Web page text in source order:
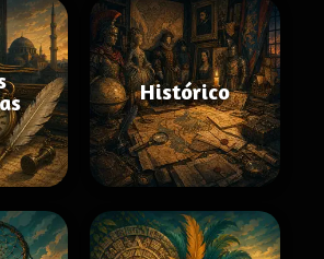
Histórico